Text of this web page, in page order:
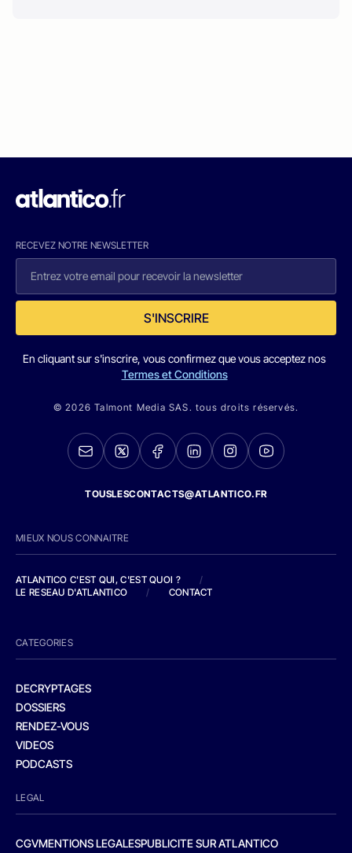
RECEVEZ NOTRE NEWSLETTER
S'INSCRIRE
En cliquant sur s'inscrire, vous confirmez que vous acceptez nos
Termes et Conditions
© 2026 Talmont Media SAS. tous droits réservés.
TOUSLESCONTACTS@ATLANTICO.FR
MIEUX NOUS CONNAITRE
ATLANTICO C'EST QUI, C'EST QUOI ?
/
LE RESEAU D'ATLANTICO
/ CONTACT
CATEGORIES
DECRYPTAGES
DOSSIERS
RENDEZ-VOUS
VIDEOS
PODCASTS
LEGAL
CGVMENTIONS LEGALESPUBLICITE SUR ATLANTICO